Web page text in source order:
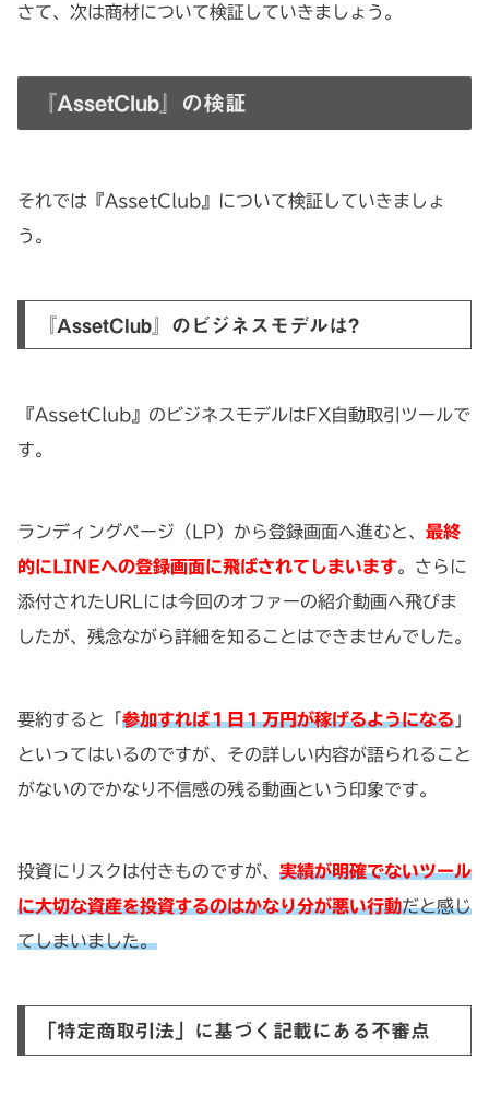
さて、次は商材について検証していきましょう。
『AssetClub』の検証
それでは『AssetClub』について検証していきましょ
う。
『AssetClub』のビジネスモデルは?
『AssetClub』のビジネスモデルはFX自動取引ツールで
す。
ランディングページ（LP）から登録画面へ進むと、 最終
的にLINEへの登録画面に飛ばされてしまいます。さらに
添付されたURLには今回のオファーの紹介動画へ飛びま
したが、残念ながら詳細を知ることはできませんでした。
要約すると「参加すれば１日１万円が稼げるようになる 」
といってはいるのですが、その詳しい内容が語られること
がないのでかなり不信感の残る動画という印象です。
投資にリスクは付きものですが、 実績が明確でないツール
に大切な資産を投資するのはかなり分が悪い行動だと感じ
てしまいました。
「特定商取引法」に基づく記載にある不審点